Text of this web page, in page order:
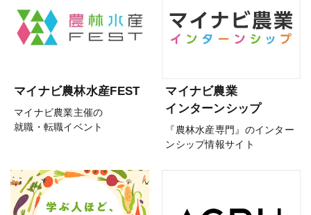
マイナビ農林水産FEST
マイナビ農業主催の
就職・転職イベント
マイナビ農業
インターンシップ
『農林水産専門』のインター
ンシップ情報サイト